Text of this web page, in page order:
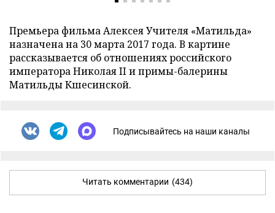
Премьера фильма Алексея Учителя «Матильда»
назначена на 30 марта 2017 года. В картине
рассказывается об отношениях российского
императора Николая II и примы-балерины
Матильды Кшесинской.
Подписывайтесь на наши каналы
Читать комментарии (434)